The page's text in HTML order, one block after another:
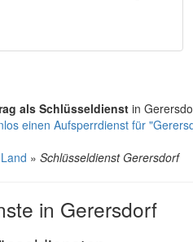
als Schlüsseldienstin
einen Aufsperrdienst für
» Schlüsseldienst Gerersdorf
in Gerersdorf